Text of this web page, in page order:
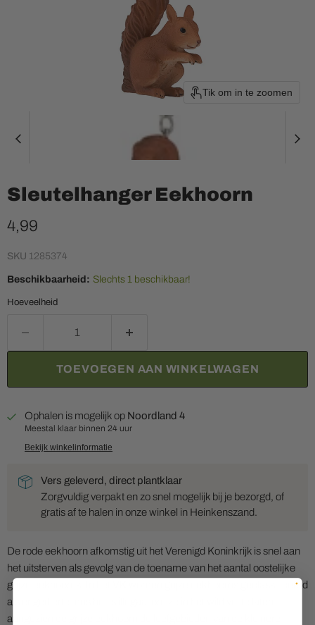
Tik om in te zoomen
Sleutelhanger Eekhoorn
Huidige prijs
4,99
SKU 1285374
Beschikbaarheid: Slechts 1 beschikbaar!
Hoeveelheid
TOEVOEGEN AAN WINKELWAGEN
Ophalen is mogelijk op Noordland 4
Meestal klaar binnen 24 uur
Bekijk winkelinformatie
Vers geleverd, direct plantklaar
Zorgvuldig verpakt en zo snel mogelijk bij je bezorgd, of
gratis af te halen in onze winkel in Heinkenszand.
De rode eekhoorn afkomstig uit het Verenigd Koninkrijk is snel aan
het uitsterven als gevolg van de toename van het aantal oostelijke
grijze eekhoorns. In het VK worden grijze eekhoorns geclassificeerd
als ongedierte, dus het is illegaal om ze in het wild vrij te laten,
aangezien de grijze eekhoorn de leefgebieden van de kleinere